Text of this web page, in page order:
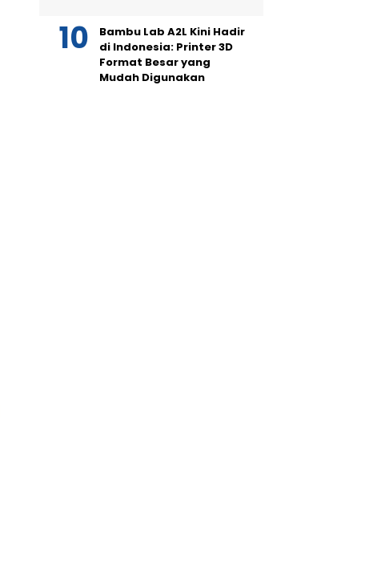
Bambu Lab A2L Kini Hadir
di Indonesia: Printer 3D
Format Besar yang
Mudah Digunakan